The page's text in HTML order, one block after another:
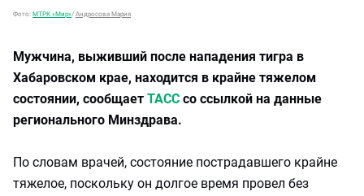
Фото: МТРК «Мир»/ Андросова Мария
Мужчина, выживший после нападения тигра в
Хабаровском крае, находится в крайне тяжелом
состоянии, сообщает ТАСС со ссылкой на данные
регионального Минздрава.
По словам врачей, состояние пострадавшего крайне
тяжелое, поскольку он долгое время провел без